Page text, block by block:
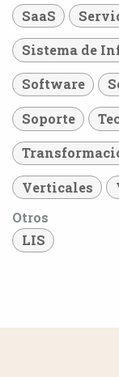
SaaS
Sistema de
Software
Soporte
Verticales
Otros
LIS